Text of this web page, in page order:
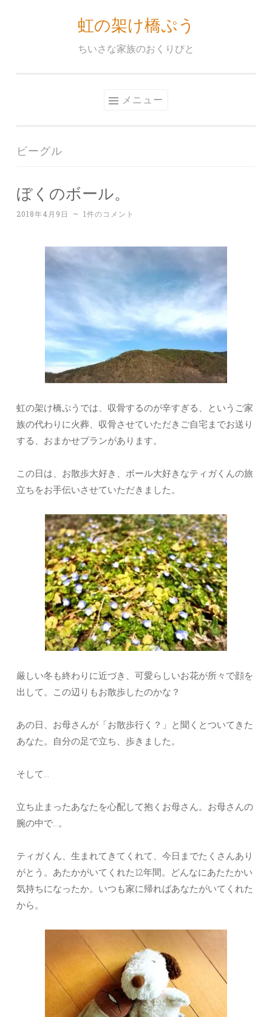
ッ
虹の架け橋ぷう
ちいさな家族のおくりびと
メニュー
ビーグル
ぼくのボール。
2018年4月9日 ~ 1件のコメント
虹の架け橋ぷうでは、収骨するのが辛すぎる、というご家
族の代わりに火葬、収骨させていただきご自宅までお送り
する、おまかせプランがあります。
この日は、お散歩大好き、ボール大好きなティガくんの旅
立ちをお手伝いさせていただきました。
厳しい冬も終わりに近づき、可愛らしいお花が所々で顔を
出して。この辺りもお散歩したのかな？
あの日、お母さんが「お散歩行く？」と聞くとついてきた
あなた。自分の足で立ち、歩きました。
そして…
立ち止まったあなたを心配して抱くお母さん。お母さんの
腕の中で…。
ティガくん、生まれてきてくれて、今日までたくさんあり
がとう。あたかがいてくれた12年間。どんなにあたたかい
気持ちになったか。いつも家に帰ればあなたがいてくれた
から。